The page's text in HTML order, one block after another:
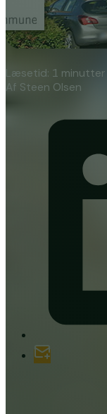
Læsetid: 1 minutter
Af Steen Olsen